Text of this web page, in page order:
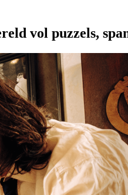
vol puzzels,